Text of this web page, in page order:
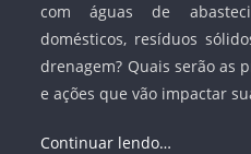
com águas de
domésticos, resíduos
drenagem? Quais serão as
e ações que vão impactar
Continuar lendo…